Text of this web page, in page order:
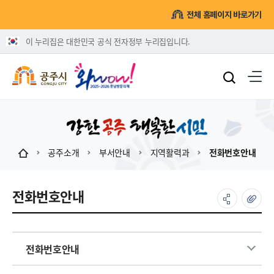
전체 홈페이지 바로가기
이 누리집은 대한민국 공식 전자정부 누리집입니다.
공주소개 부서안내 지역활력과 전화번호안내
전화번호안내
전화번호안내